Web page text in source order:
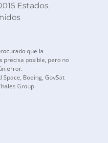
Estados
que la
precisa posible, pero no
error.
Boeing, GovSat
Group